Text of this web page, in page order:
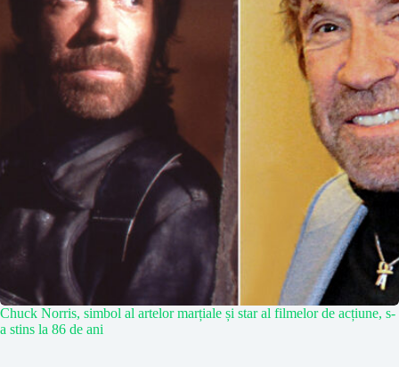
Chuck Norris, simbol al artelor marțiale și star al filmelor de acțiune, s-
a stins la 86 de ani